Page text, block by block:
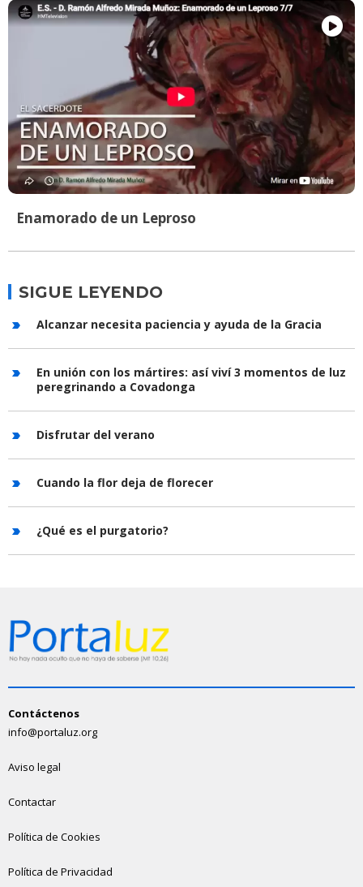
Enamorado de un Leproso
SIGUE LEYENDO
Alcanzar necesita paciencia y ayuda de la Gracia
En unión con los mártires: así viví 3 momentos de luz
peregrinando a Covadonga
Disfrutar del verano
Cuando la flor deja de florecer
¿Qué es el purgatorio?
Contáctenos
info@portaluz.org
Aviso legal
Contactar
Política de Cookies
Política de Privacidad